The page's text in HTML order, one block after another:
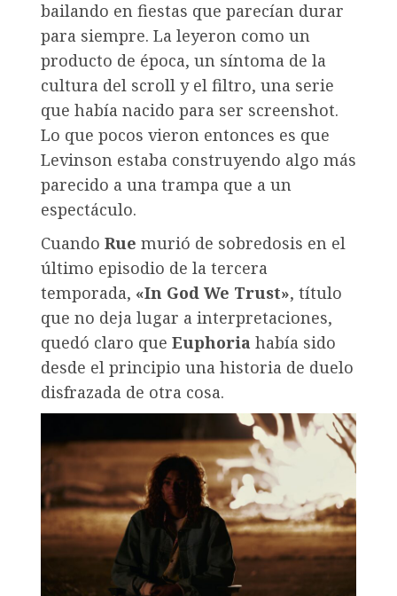
bailando en fiestas que parecían durar
para siempre. La leyeron como un
producto de época, un síntoma de la
cultura del scroll y el filtro, una serie
que había nacido para ser screenshot.
Lo que pocos vieron entonces es que
Levinson estaba construyendo algo más
parecido a una trampa que a un
espectáculo.
Cuando Rue murió de sobredosis en el
último episodio de la tercera
temporada, «In God We Trust», título
que no deja lugar a interpretaciones,
quedó claro que Euphoria había sido
desde el principio una historia de duelo
disfrazada de otra cosa.